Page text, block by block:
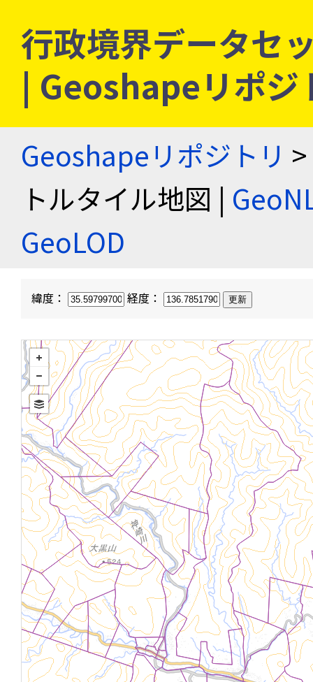
行政境界データセ
| Geoshapeリポジ
Geoshapeリポジトリ
トルタイル地図 |
GeoLOD
緯度： 経度：